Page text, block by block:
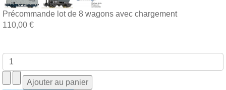
Précommande lot de 8 wagons avec chargement
110,00 €